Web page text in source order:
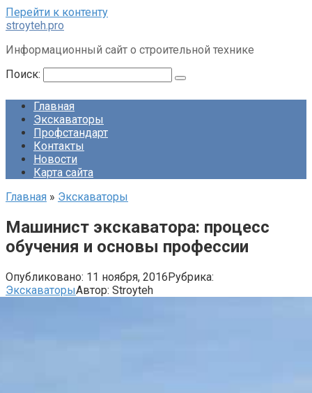
Перейти к контенту
stroyteh.pro
Информационный сайт о строительной технике
Поиск:
Главная
Экскаваторы
Профстандарт
Контакты
Новости
Карта сайта
Главная » Экскаваторы
Машинист экскаватора: процесс
обучения и основы профессии
Опубликовано: 11 ноября, 2016Рубрика:
ЭкскаваторыАвтор: Stroyteh